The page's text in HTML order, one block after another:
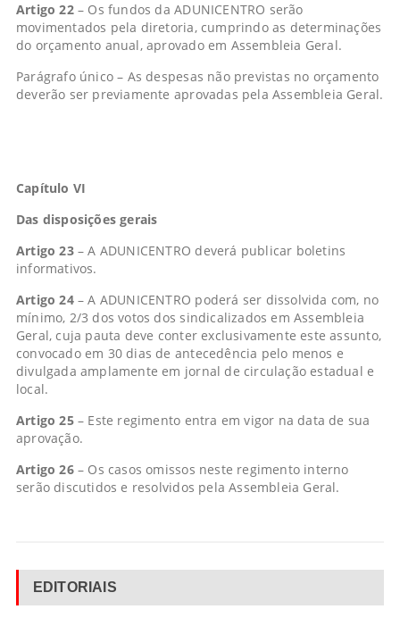
Artigo 22– Os fundos da ADUNICENTRO serão
movimentados pela diretoria, cumprindo as determinações
do orçamento anual, aprovado em Assembleia Geral.
Parágrafo único – As despesas não previstas no orçamento
deverão ser previamente aprovadas pela Assembleia Geral.
Capítulo VI
Das disposições gerais
Artigo 23– A ADUNICENTRO deverá publicar boletins
informativos.
Artigo 24– A ADUNICENTRO poderá ser dissolvida com, no
mínimo, 2/3 dos votos dos sindicalizados em Assembleia
Geral, cuja pauta deve conter exclusivamente este assunto,
convocado em 30 dias de antecedência pelo menos e
divulgada amplamente em jornal de circulação estadual e
local.
Artigo 25– Este regimento entra em vigor na data de sua
aprovação.
Artigo 26– Os casos omissos neste regimento interno
serão discutidos e resolvidos pela Assembleia Geral.
EDITORIAIS